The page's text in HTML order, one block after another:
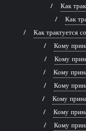
Как
Как
Как трактуется
Кому
Кому
Кому
Кому
Кому
Кому
Кому